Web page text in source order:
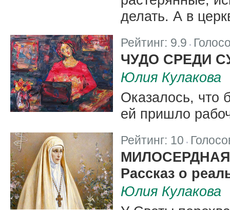
делать. А в
Рейтинг: 9.9 |
ЧУДО СРЕДИ
Юлия Кулакова
Оказалось, что
ей пришло
Рейтинг: 10 |
Рассказ о
Юлия Кулакова